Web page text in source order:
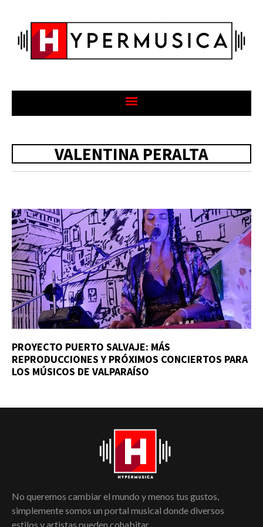
VALENTINA PERALTA
PROYECTO PUERTO SALVAJE: MÁS
REPRODUCCIONES Y PRÓXIMOS CONCIERTOS PARA
LOS MÚSICOS DE VALPARAÍSO
No queremos cambiar el mundo y menos tus gustos,
simplemente somos un portal musical donde diversos
estilos y artistas pueden cohabitar.